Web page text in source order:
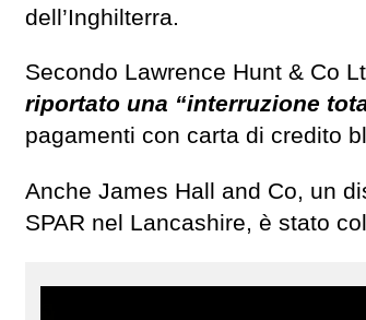
dell’Inghilterra.
Secondo Lawrence Hunt & Co
riportato una “interruzione
pagamenti con carta di credito
Anche James Hall and Co, un
SPAR nel Lancashire, è stato